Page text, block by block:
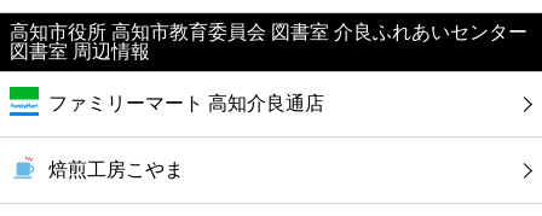
薬局
スーパー
エンタメ
レジャー
高知市役所 高知市教育委員会 図書室 介良ふれあいセンター
図書室 周辺情報
ファミリーマート 高知介良通店
焙煎工房こやま